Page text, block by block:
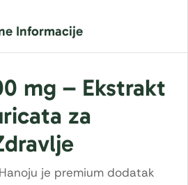
Informacije
mg – Ekstrakt
za
je premium dodatak